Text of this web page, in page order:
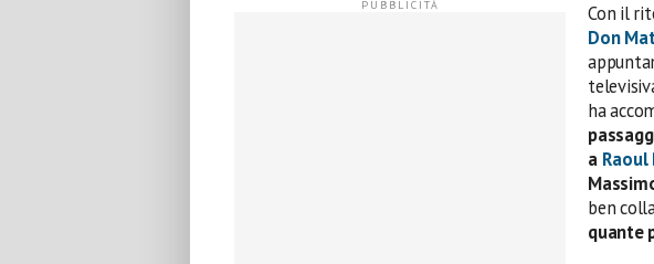
Con il
Don
ha
a Raoul
ben
quante